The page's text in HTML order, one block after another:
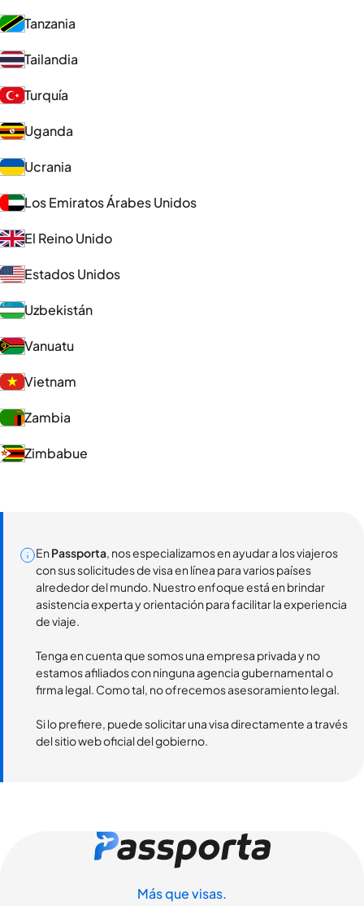
Tanzania
Tailandia
Turquía
Uganda
Ucrania
Los Emiratos Árabes Unidos
El Reino Unido
Estados Unidos
Uzbekistán
Vanuatu
Vietnam
Zambia
Zimbabue
En Passporta, nos especializamos en ayudar a los viajeros
con sus solicitudes de visa en línea para varios países
alrededor del mundo. Nuestro enfoque está en brindar
asistencia experta y orientación para facilitar la experiencia
de viaje.
Tenga en cuenta que somos una empresa privada y no
estamos afiliados con ninguna agencia gubernamental o
firma legal. Como tal, no ofrecemos asesoramiento legal.
Si lo prefiere, puede solicitar una visa directamente a través
del sitio web oficial del gobierno.
Más que visas.